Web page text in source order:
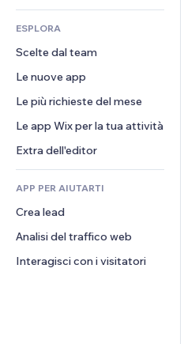
Inserzioni sito
Email
Amministrazione
Buoni e programmi fedeltà
Immobiliare
Prenotazioni
Podcast
Fotografia
Video
PDF
Condivisione file
Privacy e sicurezza
Orologio
Template per pagine
Effetti immagine
Tasti e menu
Banner e badge
Calcolatrici
Cerca
Meteo
Grafici e tabelle
Moduli
Sondaggi
Chat
Commenti
Telefono
Community
Recensioni e testimonial
CRM
ESPLORA
Scelte dal team
Le nuove app
Le più richieste del mese
Le app Wix per la tua attività
Extra dell'editor
APP PER AIUTARTI
Crea lead
Analisi del traffico web
Interagisci con i visitatori